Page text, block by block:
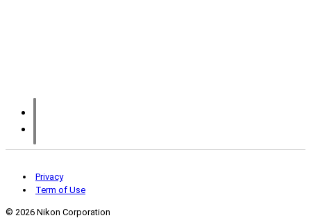
Privacy
Term of Use
© 2026 Nikon Corporation